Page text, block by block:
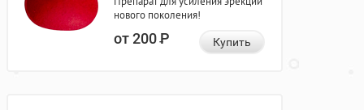
нового поколения!
от 200Р Купить